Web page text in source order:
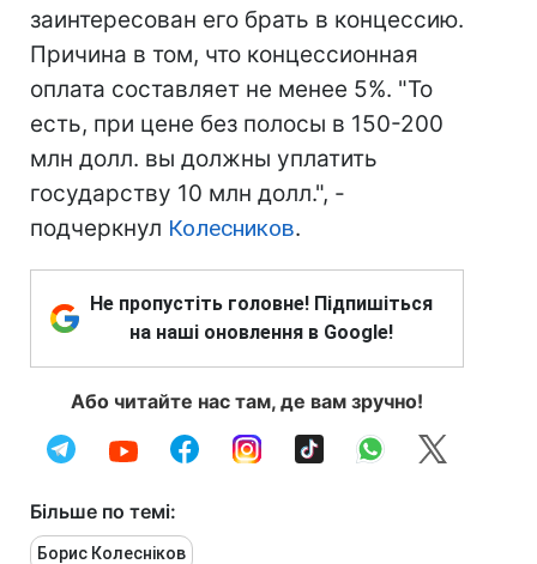
заинтересован его брать в концессию.
Причина в том, что концессионная
оплата составляет не менее 5%. "То
есть, при цене без полосы в 150-200
млн долл. вы должны уплатить
государству 10 млн долл.", -
подчеркнул Колесников.
Не пропустіть головне! Підпишіться
на наші оновлення в Google!
Або читайте нас там, де вам зручно!
Більше по темі:
Борис Колесніков